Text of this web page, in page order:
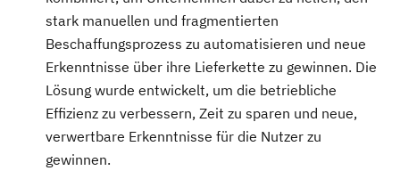
stark manuellen und fragmentierten
Beschaffungsprozess zu automatisieren und neue
Erkenntnisse über ihre Lieferkette zu gewinnen. Die
Lösung wurde entwickelt, um die betriebliche
Effizienz zu verbessern, Zeit zu sparen und neue,
verwertbare Erkenntnisse für die Nutzer zu
gewinnen.